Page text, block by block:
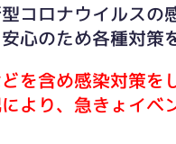
コロナウイルス
心のため各種対策
を含め感染対策を
より、急きょイベ